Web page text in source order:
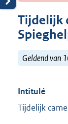
Tijdelijk
Geldend
Intitulé
Tijdelijk